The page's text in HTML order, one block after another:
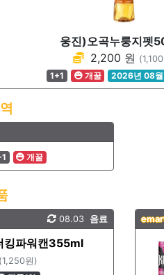
웅진)오곡누룽지펫
2,200 원
1+1
개꿀 2026년 08월
개꿀
음료
08.03
킹파워캔355ml
(1,250원)